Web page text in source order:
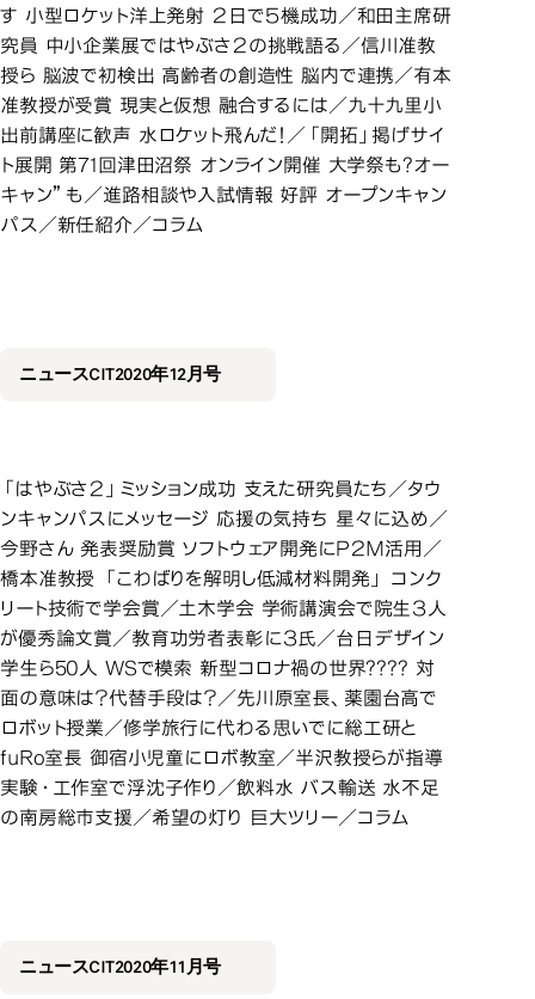
す 小型ロケット洋上発射 ２日で５機成功／和田主席研
究員 中小企業展ではやぶさ２の挑戦語る／信川准教
授ら 脳波で初検出 高齢者の創造性 脳内で連携／有本
准教授が受賞 現実と仮想 融合するには／九十九里小
出前講座に歓声 水ロケット飛んだ！／「開拓」掲げサイ
ト展開 第71回津田沼祭 オンライン開催 大学祭も?オー
キャン”も／進路相談や入試情報 好評 オープンキャン
パス／新任紹介／コラム
2020年12月号
ニュースCIT2020年12月号
「はやぶさ２」ミッション成功 支えた研究員たち／タウ
ンキャンパスにメッセージ 応援の気持ち 星々に込め／
今野さん 発表奨励賞 ソフトウェア開発にＰ２Ｍ活用／
橋本准教授 「こわばりを解明し低減材料開発」 コンク
リート技術で学会賞／土木学会 学術講演会で院生３人
が優秀論文賞／教育功労者表彰に３氏／台日デザイン
学生ら50人 WSで模索 新型コロナ禍の世界???? 対
面の意味は？代替手段は？／先川原室長、薬園台高で
ロボット授業／修学旅行に代わる思いでに総工研と
fuRo室長 御宿小児童にロボ教室／半沢教授らが指導
実験・工作室で浮沈子作り／飲料水 バス輸送 水不足
の南房総市支援／希望の灯り 巨大ツリー／コラム
2020年11月号
ニュースCIT2020年11月号